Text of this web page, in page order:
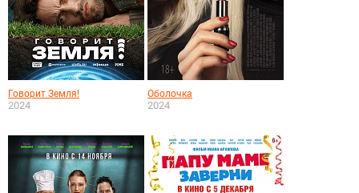
Говорит Земля!
2024
Оболочка
2024